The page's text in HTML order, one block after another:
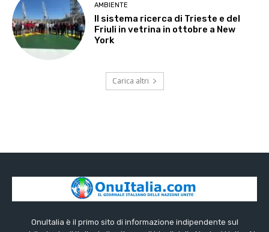
AMBIENTE
Il sistema ricerca di Trieste e del
Friuli in vetrina in ottobre a New
York
Carica altri
OnuItalia è il primo sito di informazione indipendente sul